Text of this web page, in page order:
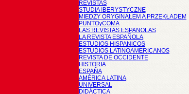
REVISTAS
STUDIA IBERYSTYCZNE
MIĘDZY ORYGINAŁEM A PRZEKŁADEM
PUNTOyCOMA
LAS REVISTAS ESPANOLAS
LA REVISTA ESPAÑOLA
ESTUDIOS HISPANICOS
ESTUDIOS LATINOAMERICANOS
REVISTA DE OCCIDENTE
HISTORIA
ESPAÑA
AMÉRICA LATINA
UNIVERSAL
DIDÁCTICA